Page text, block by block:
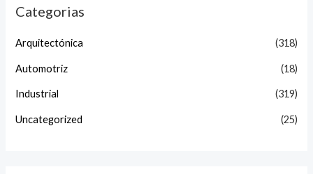
Categorias
Arquitectónica (318)
Automotriz (18)
Industrial (319)
Uncategorized (25)